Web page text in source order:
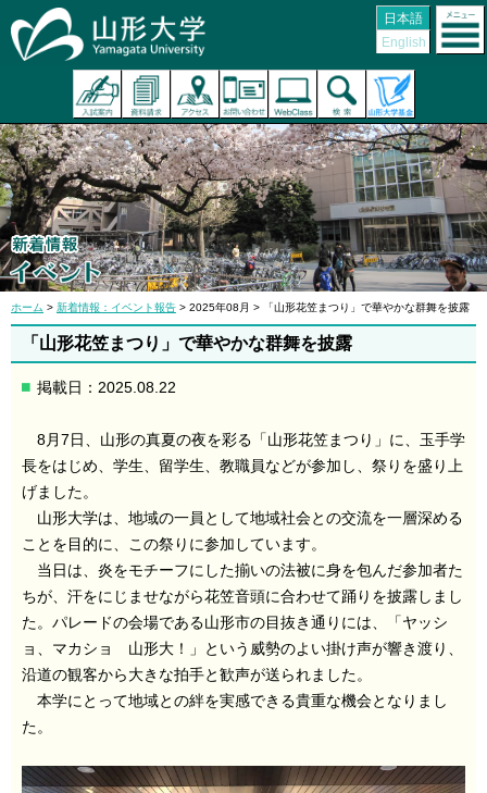
日本語
English
ホーム > 新着情報：イベント報告 > 2025年08月 > 「山形花笠まつり」で華やかな群舞を披露
「山形花笠まつり」で華やかな群舞を披露
掲載日：2025.08.22
8月7日、山形の真夏の夜を彩る「山形花笠まつり」に、玉手学
長をはじめ、学生、留学生、教職員などが参加し、祭りを盛り上
げました。
山形大学は、地域の一員として地域社会との交流を一層深める
ことを目的に、この祭りに参加しています。
当日は、炎をモチーフにした揃いの法被に身を包んだ参加者た
ちが、汗をにじませながら花笠音頭に合わせて踊りを披露しまし
た。パレードの会場である山形市の目抜き通りには、「ヤッシ
ョ、マカショ 山形大！」という威勢のよい掛け声が響き渡り、
沿道の観客から大きな拍手と歓声が送られました。
本学にとって地域との絆を実感できる貴重な機会となりまし
た。